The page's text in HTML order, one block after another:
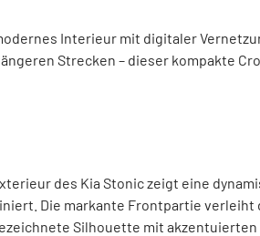
Interieur mit digitaler
Strecken – dieser kompakte
des Kia Stonic zeigt eine
Die markante Frontpartie verleiht
Silhouette mit